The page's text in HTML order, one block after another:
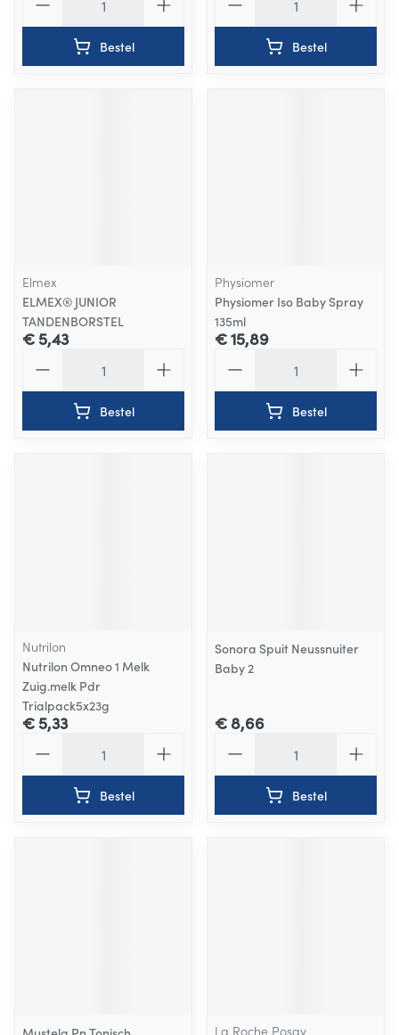
Bestel Bestel
Elmex
ELMEX® JUNIOR
TANDENBORSTEL
€ 5,43
Bestel
Physiomer
Physiomer Iso Baby Spray
135ml
€ 15,89
Bestel
Nutrilon
Nutrilon Omneo 1 Melk
Zuig.melk Pdr
Trialpack5x23g
€ 5,33
Bestel
Sonora Spuit Neussnuiter
Baby 2
€ 8,66
Bestel
La Roche Posay